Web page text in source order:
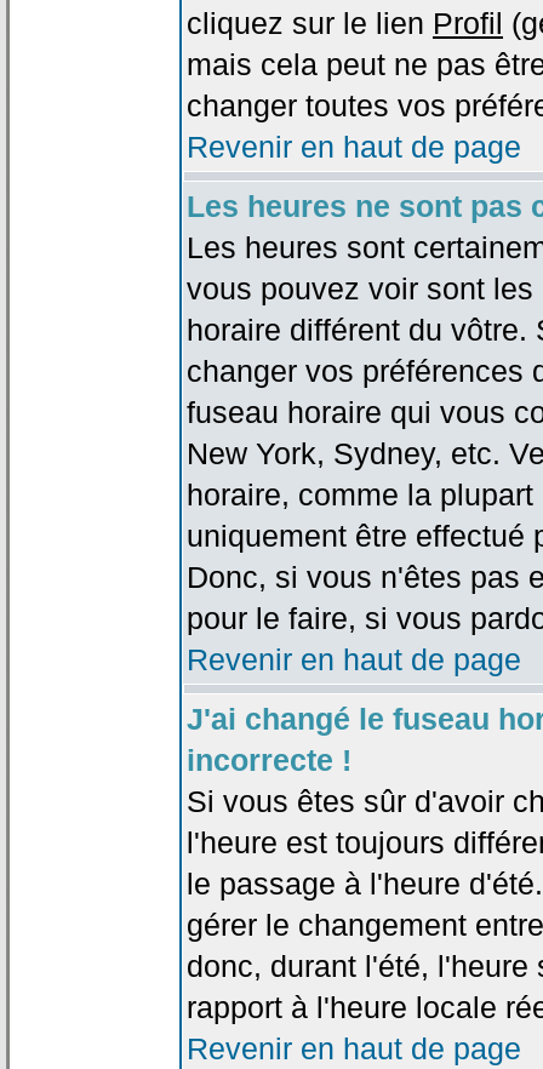
cliquez sur le lien Profil
mais cela peut ne pas
changer toutes vos
Revenir en haut de page
Les heures ne sont pas
Les heures sont
vous pouvez voir sont
horaire différent du
changer vos préférences
fuseau horaire qui vous
New York, Sydney, etc.
horaire, comme la
uniquement être effectué
Donc, si vous n'êtes pas
pour le faire, si vous
Revenir en haut de page
J'ai changé le fuseau
incorrecte !
Si vous êtes sûr d'avoir
l'heure est toujours
le passage à l'heure
gérer le changement
donc, durant l'été, l'heure
rapport à l'heure locale
Revenir en haut de page